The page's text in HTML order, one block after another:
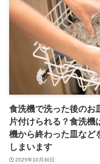
食洗機で洗った後のお
片付けられる？食洗機
機から終わった皿など
しまいます
2025年10月30日